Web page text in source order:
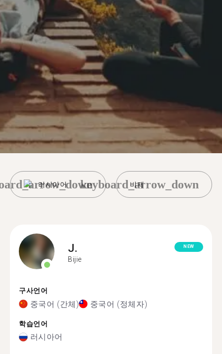
러시아어 비제
keyboard_arrow_down
J.
Bijie
NEW
구사언어
중국어 (간체) 중국어 (정체자)
학습언어
러시아어